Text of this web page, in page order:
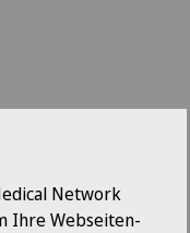
Network
Ihre Webseiten-